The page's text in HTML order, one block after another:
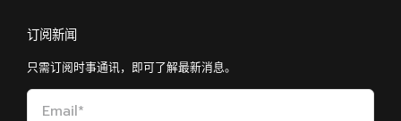
订阅新闻
只需订阅时事通讯，即可了解最新消息。